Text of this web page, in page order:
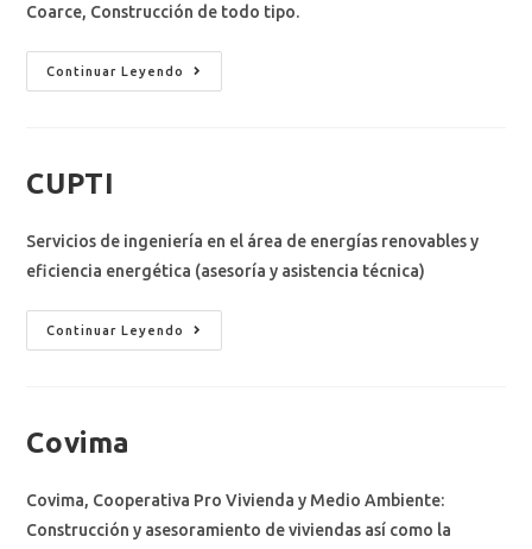
Coarce, Construcción de todo tipo.​
Continuar Leyendo
CUPTI
Servicios de ingeniería en el área de energías renovables y
eficiencia energética (asesoría y asistencia técnica)
Continuar Leyendo
Covima
Covima, Cooperativa Pro Vivienda y Medio Ambiente:
Construcción y asesoramiento de viviendas así como la